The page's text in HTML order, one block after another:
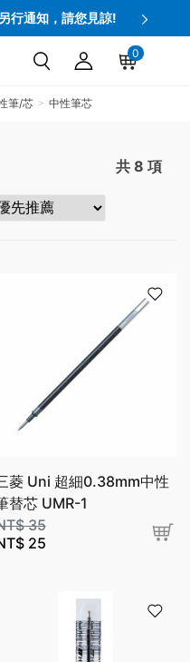
行通知，請您見諒!
0
筆/芯 中性筆芯
共 8 項
菱 Uni 超細0.38mm中性
替芯 UMR-1
35
25